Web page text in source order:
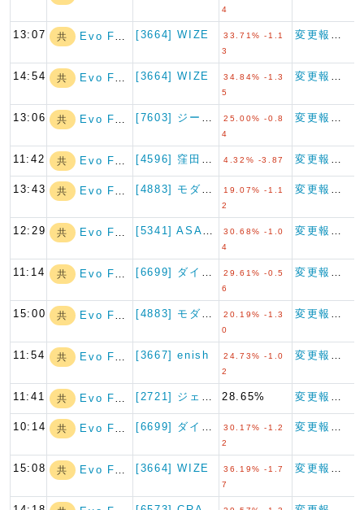
4
13:07 共 Evo Fund [3664] WIZE
33.71% -1.1
3
14:54 共 Evo Fund [3664] WIZE
34.84% -1.3
5
13:06 共 Evo Fund
25.00% -0.8
4
11:42 共 Evo Fund 4.32% -3.87
13:43 共 Evo Fund
19.07% -1.1
2
12:29 共 Evo Fund
30.68% -1.0
4
11:14 共 Evo Fund
29.61% -0.5
6
15:00 共 Evo Fund
20.19% -1.3
0
11:54 共 Evo Fund [3667] enish
24.73% -1.0
2
11:41 共 Evo Fund 28.65%
10:14 共 Evo Fund
30.17% -1.2
2
15:08 共 Evo Fund [3664] WIZE
36.19% -1.7
7